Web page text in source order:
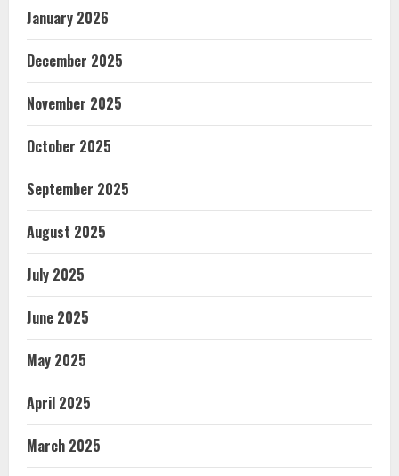
January 2026
December 2025
November 2025
October 2025
September 2025
August 2025
July 2025
June 2025
May 2025
April 2025
March 2025